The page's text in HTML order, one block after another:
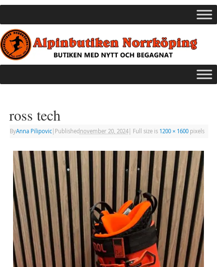
ross tech
ByAnna Pilipovic| Published november 20, 2024| Full size is 1200 × 1600pixels